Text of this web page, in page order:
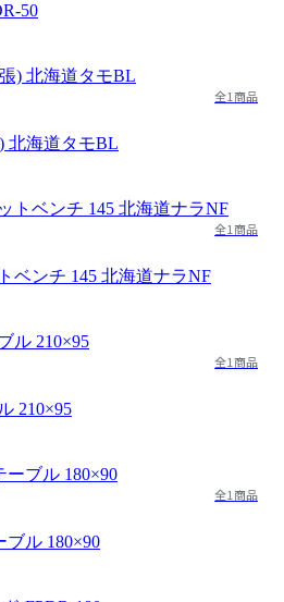
50
全1商品
北海道タモBL
全1商品
ベンチ 145 北海道ナラNF
全1商品
210×95
全1商品
ル 180×90